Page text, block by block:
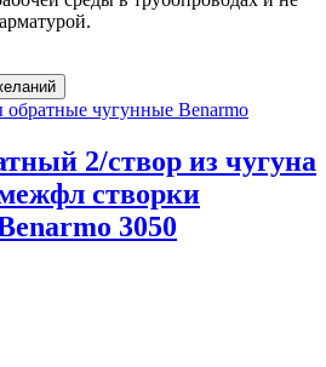
чугунные Benarmo
2/створ из чугуна
створки
3050